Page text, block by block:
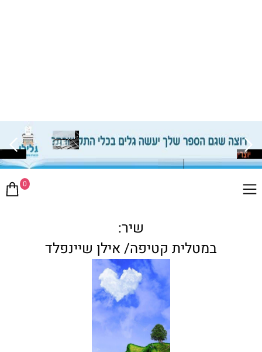
0
שיר:
במטלית קטיפה/ אילן שיינפלד